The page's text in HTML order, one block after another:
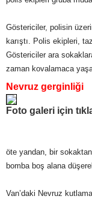
Göstericiler, polisin
karıştı. Polis ekipleri,
Göstericiler ara
zaman kovalamaca
Nevruz gerginliği
Foto galeri için
öte yandan, bir
bomba boş alana
Van’daki Nevruz